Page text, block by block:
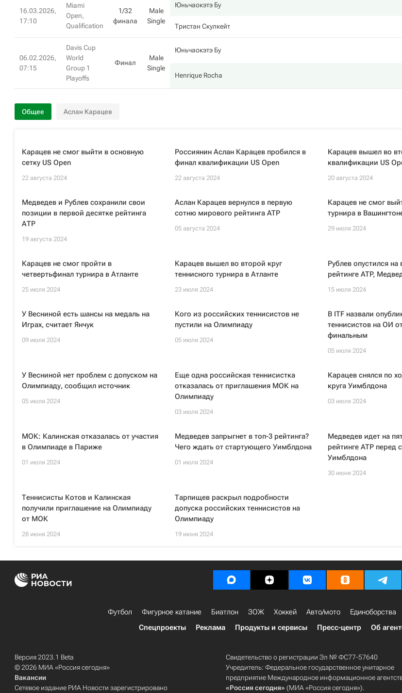
16.03.2026,
17:10
Miami
Open,
Qualification
1/32
финала
Male
Single
Юньчаокэтэ Бу
Тристан Скулкейт
06.02.2026,
07:15
Davis Cup
World
Group 1
Playoffs
Финал
Male
Single
Юньчаокэтэ Бу
Henrique Rocha
Общее Аслан Карацев
Карацев не смог выйти в основную
сетку US Open
22 августа 2024
Россиянин Аслан Карацев пробился в
финал квалификации US Open
22 августа 2024
Карацев вышел во
квалификации US
20 августа 2024
Медведев и Рублев сохранили свои
позиции в первой десятке рейтинга
АТР
19 августа 2024
Аслан Карацев вернулся в первую
сотню мирового рейтинга ATP
05 августа 2024
Карацев не смог
турнира в
29 июля 2024
Карацев не смог пройти в
четвертьфинал турнира в Атланте
25 июля 2024
Карацев вышел во второй круг
теннисного турнира в Атланте
23 июля 2024
Рублев опустился
рейтинге ATP,
15 июля 2024
У Весниной есть шансы на медаль на
Играх, считает Янчук
09 июля 2024
Кого из российских теннисистов не
пустили на Олимпиаду
05 июля 2024
В ITF назвали
теннисистов на ОИ
финальным
05 июля 2024
У Весниной нет проблем с допуском на
Олимпиаду, сообщил источник
05 июля 2024
Еще одна российская теннисистка
отказалась от приглашения МОК на
Олимпиаду
03 июля 2024
Карацев снялся по
круга Уимблдона
03 июля 2024
МОК: Калинская отказалась от участия
в Олимпиаде в Париже
01 июля 2024
Медведев запрыгнет в топ-3 рейтинга?
Чего ждать от стартующего Уимблдона
01 июля 2024
Медведев идет на
рейтинге ATP перед
Уимблдона
30 июня 2024
Теннисисты Котов и Калинская
получили приглашение на Олимпиаду
от МОК
28 июня 2024
Тарпищев раскрыл подробности
допуска российских теннисистов на
Олимпиаду
19 июня 2024
Футбол Фигурное катание Биатлон ЗОЖ Хоккей Авто/мото Единоборства
Спецпроекты
Реклама Продукты и сервисы Пресс-центр Об
Версия 2023.1 Beta
© 2026 МИА «Россия сегодня»
Вакансии
Сетевое издание РИА Новости зарегистрировано
Свидетельство о регистрации Эл № ФС77-57640
Учредитель: Федеральное государственное унитарное
предприятие Международное информационное
«Россия сегодня» (МИА «Россия сегодня»).